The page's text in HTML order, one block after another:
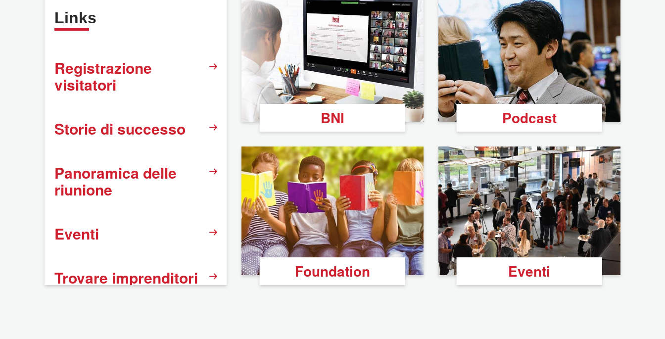
Links
Registrazione
visitatori
Storie di successo
Panoramica delle
riunione
Eventi
Trovare imprenditori
BNI Podcast
Foundation Eventi